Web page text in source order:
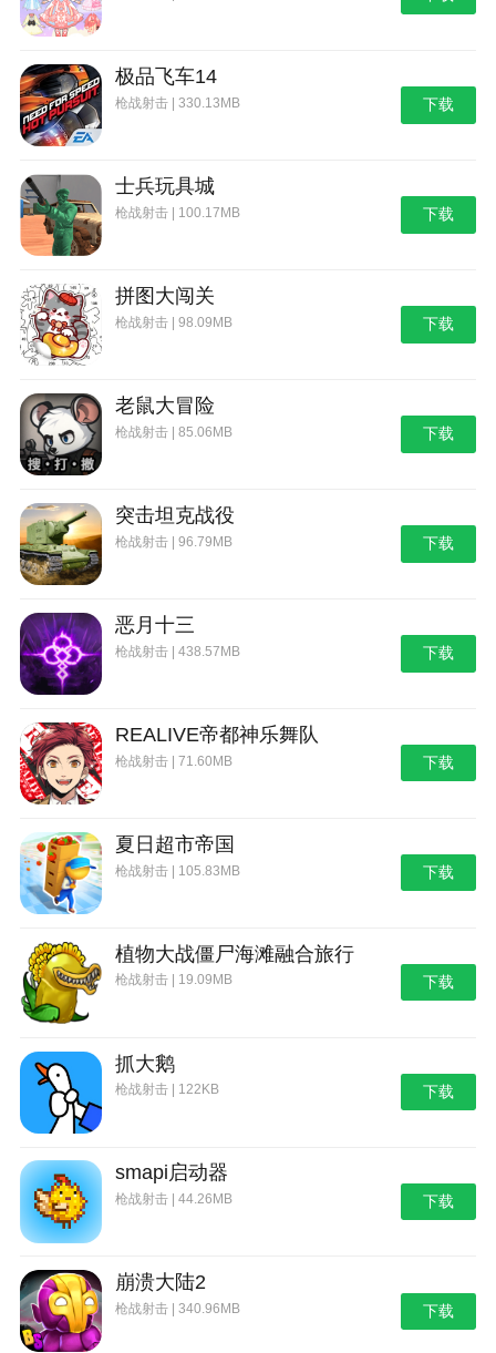
极品飞车14
枪战射击 | 330.13MB 下载
士兵玩具城
枪战射击 | 100.17MB 下载
拼图大闯关
枪战射击 | 98.09MB 下载
老鼠大冒险
枪战射击 | 85.06MB 下载
突击坦克战役
枪战射击 | 96.79MB 下载
恶月十三
枪战射击 | 438.57MB 下载
REALIVE帝都神乐舞队
枪战射击 | 71.60MB 下载
夏日超市帝国
枪战射击 | 105.83MB 下载
植物大战僵尸海滩融合旅行
枪战射击 | 19.09MB 下载
抓大鹅
枪战射击 | 122KB 下载
smapi启动器
枪战射击 | 44.26MB 下载
崩溃大陆2
枪战射击 | 340.96MB 下载